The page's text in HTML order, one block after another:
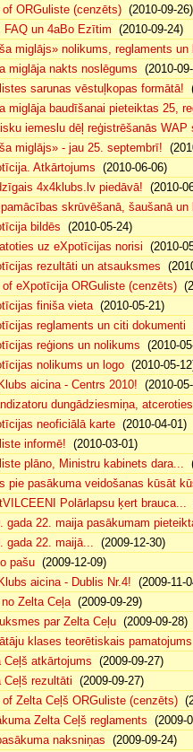
of ORGuliste (cenzēts) (2010-09-26)
FAQ un 4aBo Ezītim (2010-09-24)
miglājs» nolikums, reglaments un
miglāja nakts noslēgums (2010-
sarunas vēstuļkopas formātā!
miglāja baudīšanai pieteiktas 25,
iemeslu dēļ reģistrēšanās
miglājs» - jau 25. septembrī!
Atkārtojums (2010-06-06)
4x4klubs.lv piedāvā! (2010-
pamācības skrūvēšanā, šaušanā un
bildēs (2010-05-24)
uz eXpotīcijas norisi (2010-
rezultāti un atsauksmes
of eXpotīcija ORGuliste (cenzēts)
finiša vieta(2010-05-21)
reglaments un citi dokumenti
reģions un nolikums (2010-
nolikums un logo (2010-05-
aicina - Centrs 2010! (2010-
dungādziesmiņa,
neoficiālā karte (2010-04-01)
informē! (2010-03-01)
plāno, Ministru kabinets dara...
pie pasākuma veidošanas kūsāt
Polārlapsu ķert brauca...
gada 22. maija pasākumam
gada 22. maijā... (2009-12-30)
pašu (2009-12-09)
aicina - Dublis Nr.4! (2009-11-
no Zelta Ceļa(2009-09-29)
par Zelta Ceļu (2009-09-28)
klases teorētiskais pamatojums
Ceļš atkārtojums (2009-09-27)
Ceļš rezultāti (2009-09-27)
of Zelta Ceļš ORGuliste (cenzēts)
Zelta Ceļš reglaments (2009-
naksniņas (2009-09-24)